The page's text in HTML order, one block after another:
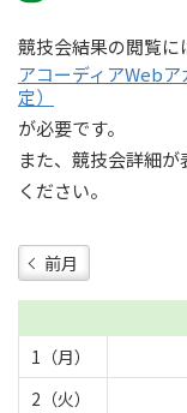
競技会結果の閲覧に
アコーディアWeb
定）
が必要です。
また、競技会詳細
ください。
前月
1（月）
2（火）